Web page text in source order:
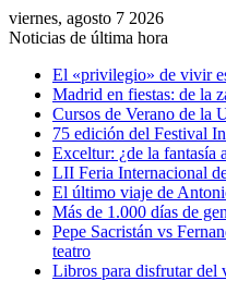
viernes, agosto 7 2026
Noticias de última hora
El «privilegio» de vivir
Madrid en fiestas: de la
Cursos de Verano de la
75 edición del Festival
Exceltur: ¿de la fantasía
LII Feria Internacional
El último viaje de
Más de 1.000 días de
Pepe Sacristán vs
teatro
Libros para disfrutar del